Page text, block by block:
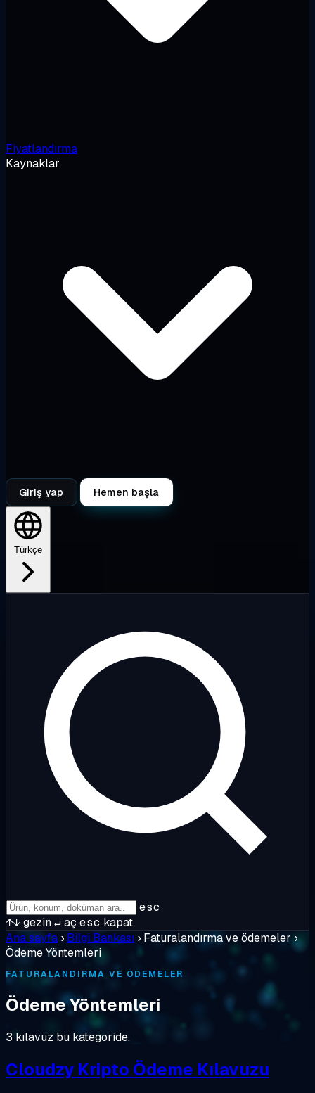
Fiyatlandırma
Kaynaklar
Giriş yap Hemen başla
Türkçe
esc
↑↓ gezin↵aç esc kapat
Ana sayfa › Bilgi Bankası › Faturalandırma ve ödemeler ›
Ödeme Yöntemleri
FATURALANDIRMA VE ÖDEMELER
Ödeme Yöntemleri
3 kılavuz bu kategoride.
Cloudzy Kripto Ödeme Kılavuzu